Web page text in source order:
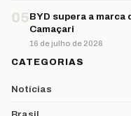
05BYD supera a
Camaçari
16 de julho de 2026
CATEGORIAS
Notícias